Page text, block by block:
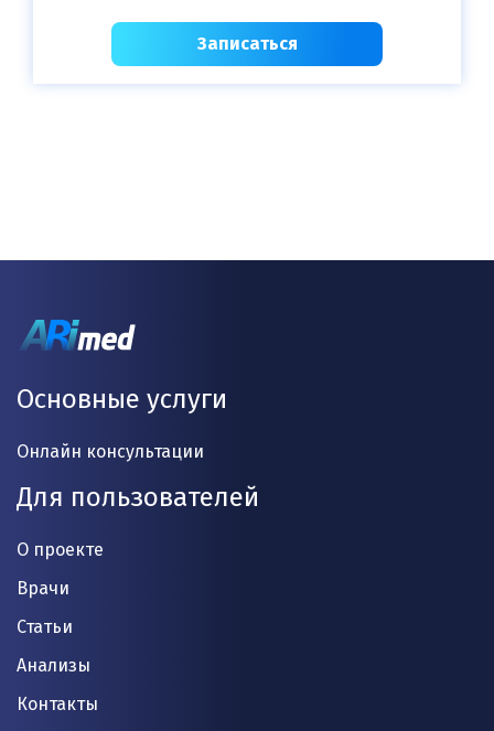
Записаться
Основные услуги
Онлайн консультации
Для пользователей
О проекте
Врачи
Статьи
Анализы
Контакты